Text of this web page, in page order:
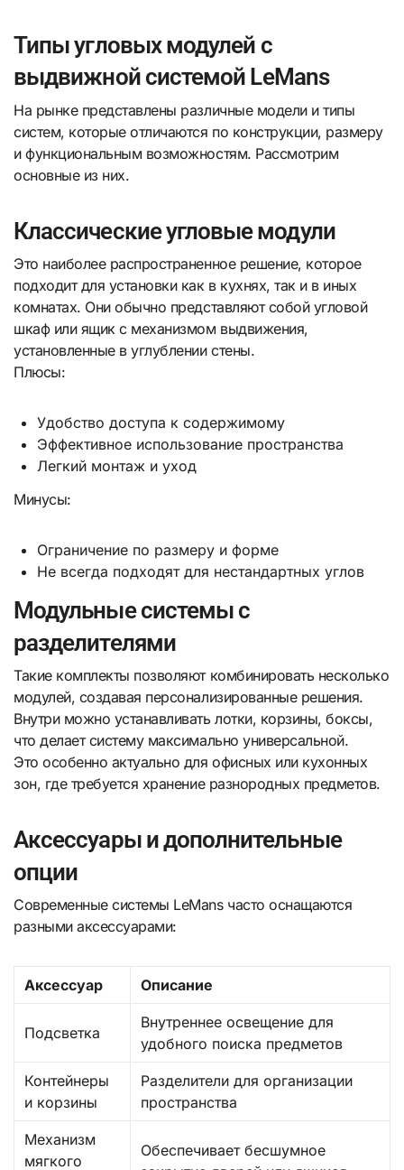
Типы угловых модулей с
выдвижной системой LeMans
На рынке представлены различные модели и типы
систем, которые отличаются по конструкции, размеру
и функциональным возможностям. Рассмотрим
основные из них.
Классические угловые модули
Это наиболее распространенное решение, которое
подходит для установки как в кухнях, так и в иных
комнатах. Они обычно представляют собой угловой
шкаф или ящик с механизмом выдвижения,
установленные в углублении стены.
Плюсы:
Удобство доступа к содержимому
Эффективное использование пространства
Легкий монтаж и уход
Минусы:
Ограничение по размеру и форме
Не всегда подходят для нестандартных углов
Модульные системы с
разделителями
Такие комплекты позволяют комбинировать несколько
модулей, создавая персонализированные решения.
Внутри можно устанавливать лотки, корзины, боксы,
что делает систему максимально универсальной.
Это особенно актуально для офисных или кухонных
зон, где требуется хранение разнородных предметов.
Аксессуары и дополнительные
опции
Современные системы LeMans часто оснащаются
разными аксессуарами:
Аксессуар Описание
Подсветка
Внутреннее освещение для
удобного поиска предметов
Контейнеры
и корзины
Разделители для организации
пространства
Механизм
мягкого
Обеспечивает бесшумное